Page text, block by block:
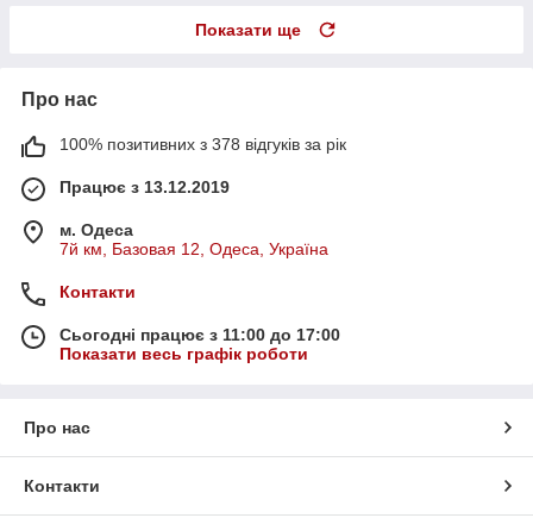
Показати ще
Про нас
100% позитивних з 378 відгуків за рік
Працює з 13.12.2019
м. Одеса
7й км, Базовая 12, Одеса, Україна
Контакти
Сьогодні працює з 11:00 до 17:00
Показати весь графік роботи
Про нас
Контакти